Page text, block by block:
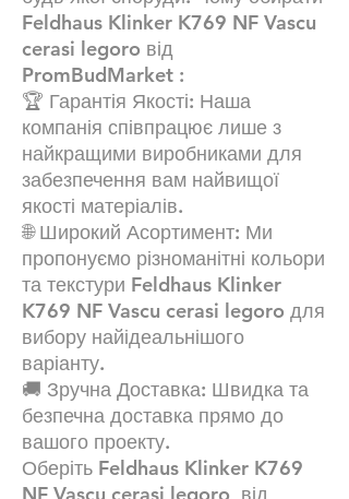
Feldhaus Klinker K769 NF Vascu
cerasi legoro від
PromBudMarket :
🏆 Гарантія Якості: Наша
компанія співпрацює лише з
найкращими виробниками для
забезпечення вам найвищої
якості матеріалів.
🌐 Широкий Асортимент: Ми
пропонуємо різноманітні кольори
та текстури Feldhaus Klinker
K769 NF Vascu cerasi legoro для
вибору найідеальнішого
варіанту.
🚚 Зручна Доставка: Швидка та
безпечна доставка прямо до
вашого проекту.
Оберіть Feldhaus Klinker K769
NF Vascu cerasi legoro від